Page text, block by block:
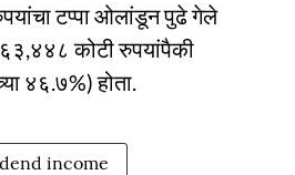
टप्पा ओलांडून पुढे गेले
कोटी रुपयांपैकी
४६.७%) होता.
income